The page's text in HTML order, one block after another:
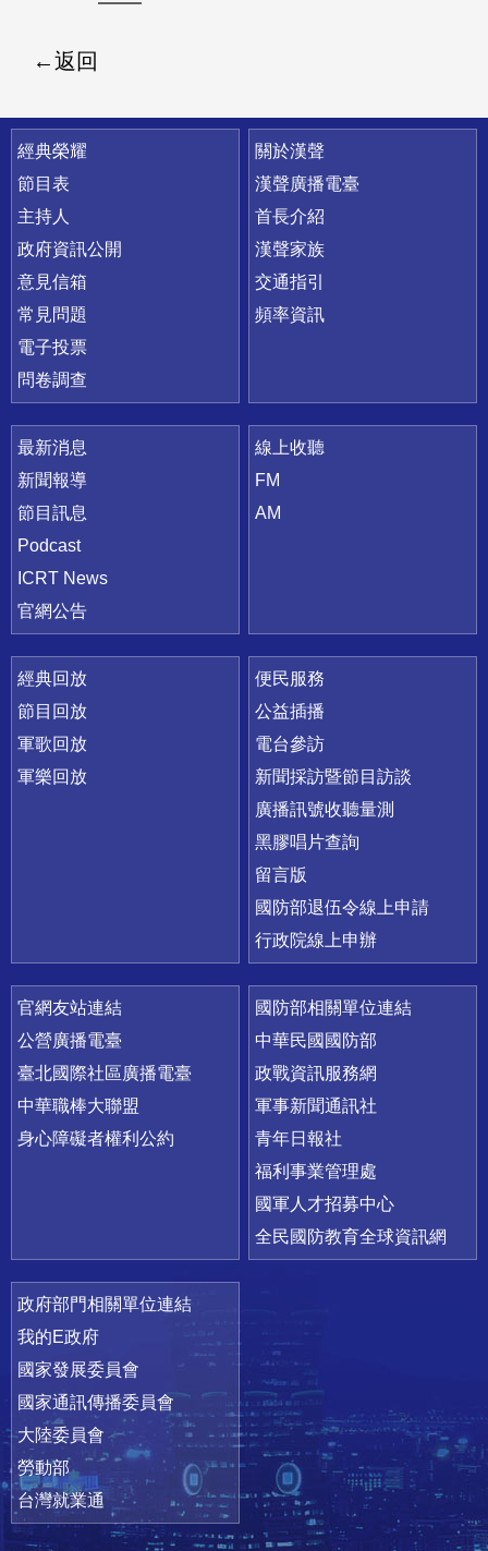
返回
快速連結
經典榮耀
節目表
主持人
政府資訊公開
意見信箱
常見問題
電子投票
問卷調查
關於漢聲
漢聲廣播電臺
首長介紹
漢聲家族
交通指引
頻率資訊
最新消息
新聞報導
節目訊息
Podcast
ICRT News
官網公告
線上收聽
FM
AM
經典回放
節目回放
軍歌回放
軍樂回放
便民服務
公益插播
電台參訪
新聞採訪暨節目訪談
廣播訊號收聽量測
黑膠唱片查詢
留言版
國防部退伍令線上申請
行政院線上申辦
官網友站連結
公營廣播電臺
臺北國際社區廣播電臺
中華職棒大聯盟
身心障礙者權利公約
國防部相關單位連結
中華民國國防部
政戰資訊服務網
軍事新聞通訊社
青年日報社
福利事業管理處
國軍人才招募中心
全民國防教育全球資訊網
政府部門相關單位連結
我的E政府
國家發展委員會
國家通訊傳播委員會
大陸委員會
勞動部
台灣就業通